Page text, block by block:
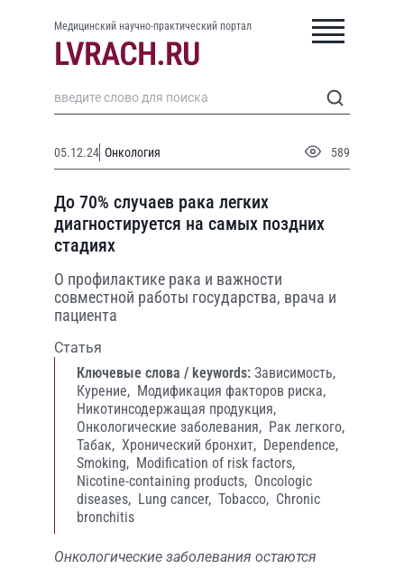
Медицинский научно-практический портал
05.12.24 Онкология 589
До 70% случаев рака легких
диагностируется на самых поздних
стадиях
О профилактике рака и важности
совместной работы государства, врача и
пациента
Статья
Ключевые слова / keywords: Зависимость,
Курение, Модификация факторов риска,
Никотинсодержащая продукция,
Онкологические заболевания, Рак легкого,
Табак, Хронический бронхит, Dependence,
Smoking, Modification of risk factors,
Nicotine-containing products, Oncologic
diseases, Lung cancer, Tobacco, Chronic
bronchitis
Онкологические заболевания остаются